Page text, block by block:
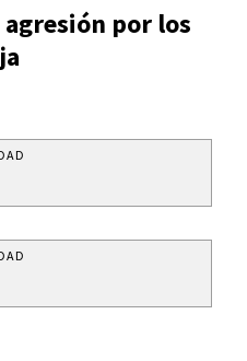
por los